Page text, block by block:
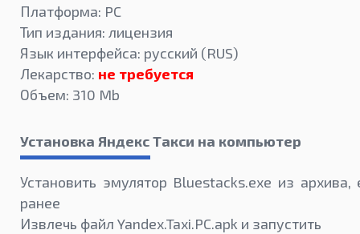
Платформа: PC
Тип издания: лицензия
Язык интерфейса: русский (RUS)
Лекарство: не требуется
Объем: 310 Mb
Установка Яндекс Такси на компьютер
Установить эмулятор Bluestacks.exe из
ранее
Извлечь файл Yandex.Taxi.PC.apk и запустить